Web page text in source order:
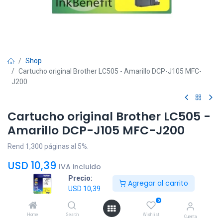
Precio:
USD 10,39
Agregar al carrito
Home Search
0
Wishlist Cuenta
Shop
Cartucho original Brother LC505 - Amarillo DCP-J105 MFC-
J200
Cartucho original Brother LC505 -
Amarillo DCP-J105 MFC-J200
Rend 1,300 páginas al 5%.
USD 10,39 IVA incluido